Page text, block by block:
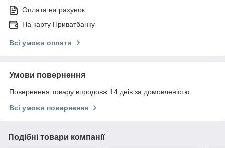
Оплата на рахунок
На карту Приватбанку
Всі умови оплати
Умови повернення
Повернення товару впродовж 14 днів за домовленістю
Всі умови повернення
Подібні товари компанії